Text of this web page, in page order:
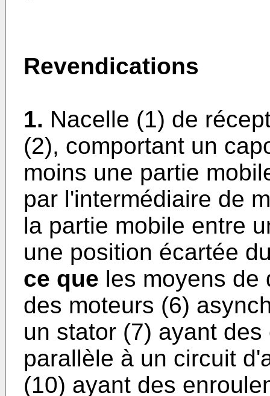
Revendications
1. Nacelle (1) de
(2), comportant un
moins une partie
par l'intermédiaire de
la partie mobile entre
une position écartée
ce que les moyens de
des moteurs (6)
un stator (7) ayant
parallèle à un circuit
(10) ayant des